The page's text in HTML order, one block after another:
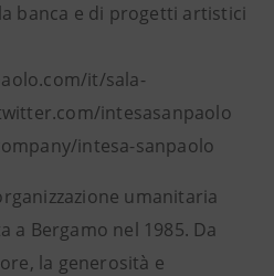
banca e di progetti artistici
it/sala-
intesasanpaolo
intesa-sanpaolo
umanitaria
a Bergamo nel 1985. Da
la generosità e